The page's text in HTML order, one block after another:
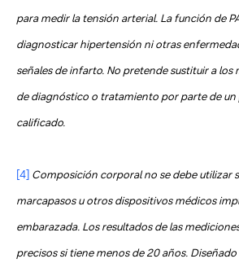
para medir la tensión arterial. La función de
diagnosticar hipertensión ni otras
señales de infarto. No pretende sustituir a
de diagnóstico o tratamiento por parte de un
calificado.
[4] Composición corporal no se debe utilizar
marcapasos u otros dispositivos médicos
embarazada. Los resultados de las
precisos si tiene menos de 20 años.